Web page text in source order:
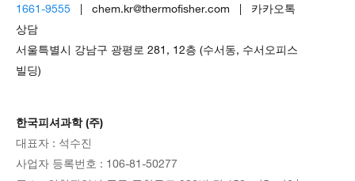
1661-9555 | chem.kr@thermofisher.com | 카카오톡
상담
서울특별시 강남구 광평로 281, 12층 (수서동, 수서오피스
빌딩)
한국피셔과학 (주)
대표자 : 석수진
사업자 등록번호 : 106-81-50277